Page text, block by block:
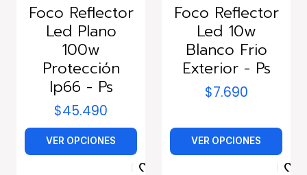
Foco Reflector
Led Plano
100w
Protección
Ip66 - Ps
$45.490
VER OPCIONES
Foco Reflector
Led 10w
Blanco Frio
Exterior - Ps
$7.690
VER OPCIONES